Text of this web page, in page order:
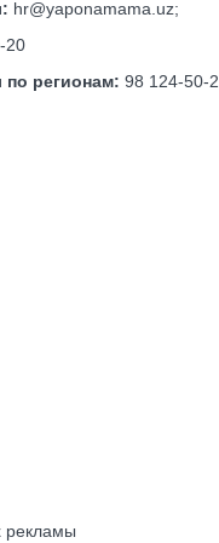
hr@yaponamama.uz;
20
по регионам: 98 124-50-
рекламы